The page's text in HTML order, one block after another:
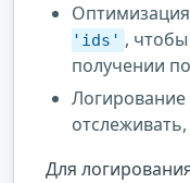
'ids' ,
получении
отслеживать,
Для